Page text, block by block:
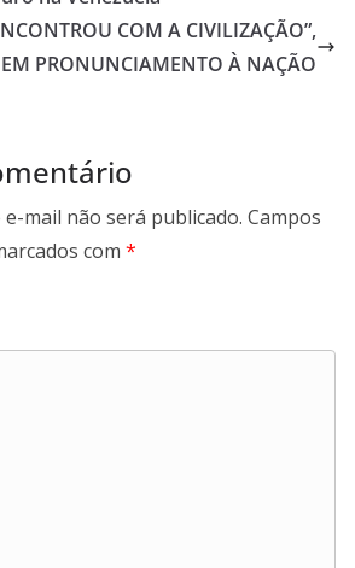
k
m
COM A CIVILIZAÇÃO”,
PRONUNCIAMENTO À NAÇÃO
mail não será publicado. Campos
com *